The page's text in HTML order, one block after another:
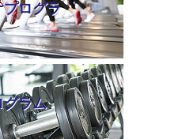
ログラ
グラム